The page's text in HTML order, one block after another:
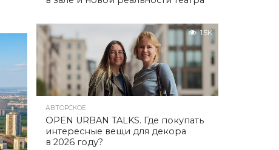
1.5K
АВТОРСКОЕ
OPEN URBAN TALKS. Где покупать
интересные вещи для декора
в 2026 году?